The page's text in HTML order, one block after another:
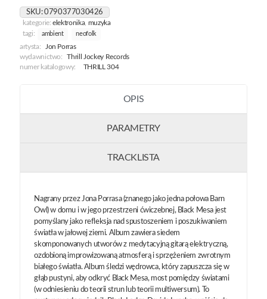
SKU:0790377030426
kategorie:elektronika, muzyka
tagi:
ambient neofolk
artysta:
Jon Porras
wydawnictwo:
Thrill Jockey Records
numer katalogowy:
THRILL 304
OPIS
PARAMETRY
TRACKLISTA
Nagrany przez Jona Porrasa (znanego jako jedna połowa Barn
Owl) w domu i w jego przestrzeni ćwiczebnej, Black Mesa jest
pomyślany jako refleksja nad spustoszeniem i poszukiwaniem
światła w jałowej ziemi. Album zawiera siedem
skomponowanych utworów z medytacyjną gitarą elektryczną,
ozdobioną improwizowaną atmosferą i sprzężeniem zwrotnym
białego światła. Album śledzi wędrowca, który zapuszcza się w
głąb pustyni, aby odkryć Black Mesa, most pomiędzy światami
(w odniesieniu do teorii strun lub teorii multiwersum). To